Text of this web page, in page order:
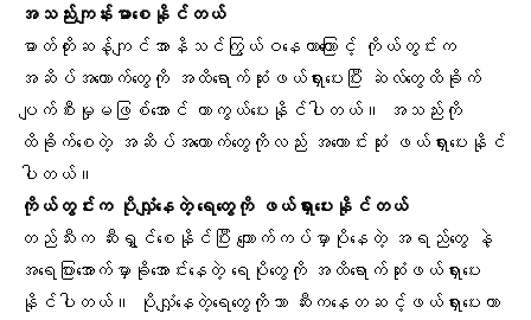
အသည်းကျန်းမာစေနိုင်တယ်
ဓာတ်တိုးဆန့်ကျင်အာနိသင်ကြွယ်ဝနေတာကြောင့် ကိုယ်တွင်းက
အဆိပ်အတောက်တွေကို အထိရောက်ဆုံးဖယ်ရှားပေးပြီး ဆဲလ်တွေထိခိုက်
ပျက်စီးမှုမဖြစ်အောင် ကာကွယ်ပေးနိုင်ပါတယ်။ အသည်းကို
ထိခိုက်စေတဲ့ အဆိပ်အတောက်တွေကိုလည်း အကောင်းဆုံး ဖယ်ရှားပေးနိုင်
ပါတယ်။
ကိုယ်တွင်းက ပိုလျှံနေတဲ့ ရေတွေကို ဖယ်ရှားပေးနိုင်တယ်
တည်သီးက ဆီးရွှင်စေနိုင်ပြီး ကျောက်ကပ်မှာပိုနေတဲ့ အရည်တွေ နဲ့
အရေပြားအောက်မှာခိုအောင်းနေတဲ့ ရေပိုတွေကို အထိရောက်ဆုံးဖယ်ရှားပေး
နိုင်ပါတယ်။ ပိုလျှံနေတဲ့ရေတွေကိုသာ ဆီးကနေတဆင့်ဖယ်ရှားပေးတာ